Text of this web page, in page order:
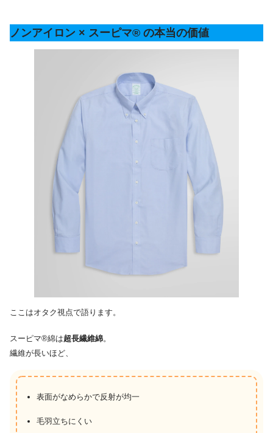
ノンアイロン × スーピマ® の本当の価値
ここはオタク視点で語ります。
スーピマ®綿は超長繊維綿。
繊維が長いほど、
表面がなめらかで反射が均一
毛羽立ちにくい